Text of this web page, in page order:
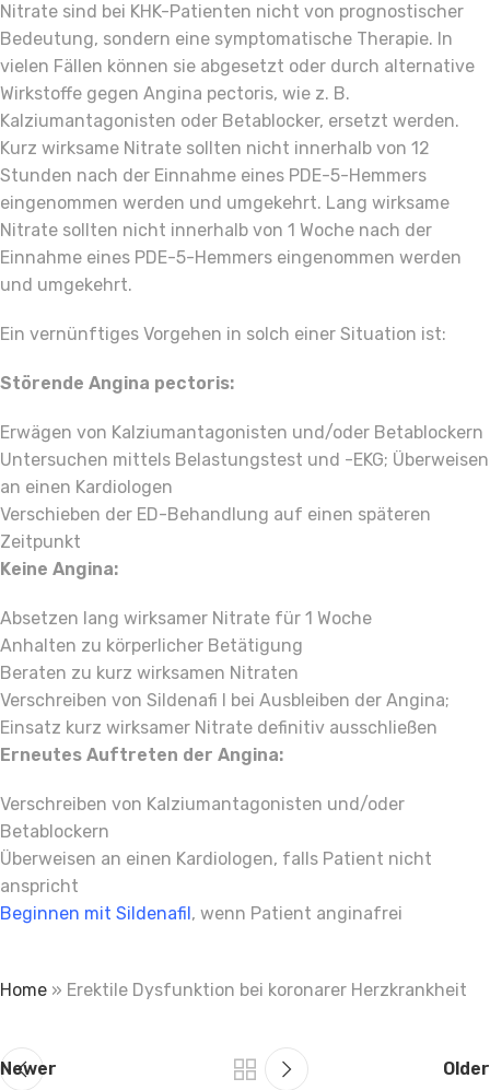
Nitrate sind bei KHK-Patienten nicht von prognostischer
Bedeutung, sondern eine symptomatische Therapie. In
vielen Fällen können sie abgesetzt oder durch alternative
Wirkstoffe gegen Angina pectoris, wie z. B.
Kalziumantagonisten oder Betablocker, ersetzt werden.
Kurz wirksame Nitrate sollten nicht innerhalb von 12
Stunden nach der Einnahme eines PDE-5-Hemmers
eingenommen werden und umgekehrt. Lang wirksame
Nitrate sollten nicht innerhalb von 1 Woche nach der
Einnahme eines PDE-5-Hemmers eingenommen werden
und umgekehrt.
Ein vernünftiges Vorgehen in solch einer Situation ist:
Störende Angina pectoris:
Erwägen von Kalziumantagonisten und/oder Betablockern
Untersuchen mittels Belastungstest und -EKG; Überweisen
an einen Kardiologen
Verschieben der ED-Behandlung auf einen späteren
Zeitpunkt
Keine Angina:
Absetzen lang wirksamer Nitrate für 1 Woche
Anhalten zu körperlicher Betätigung
Beraten zu kurz wirksamen Nitraten
Verschreiben von Sildenafi l bei Ausbleiben der Angina;
Einsatz kurz wirksamer Nitrate definitiv ausschließen
Erneutes Auftreten der Angina:
Verschreiben von Kalziumantagonisten und/oder
Betablockern
Überweisen an einen Kardiologen, falls Patient nicht
anspricht
Beginnen mit Sildenafil, wenn Patient anginafrei
Home » Erektile Dysfunktion bei koronarer Herzkrankheit
Newer Older